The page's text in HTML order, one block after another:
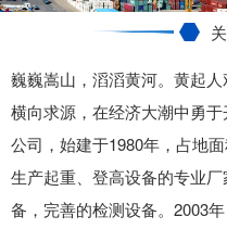
巍巍嵩山，滔滔黄河。黄起人
横向求源，在经济大潮中勇
公司，始建于1980年，占地
生产起重、登高设备的专业
备，完善的检测设备。2003